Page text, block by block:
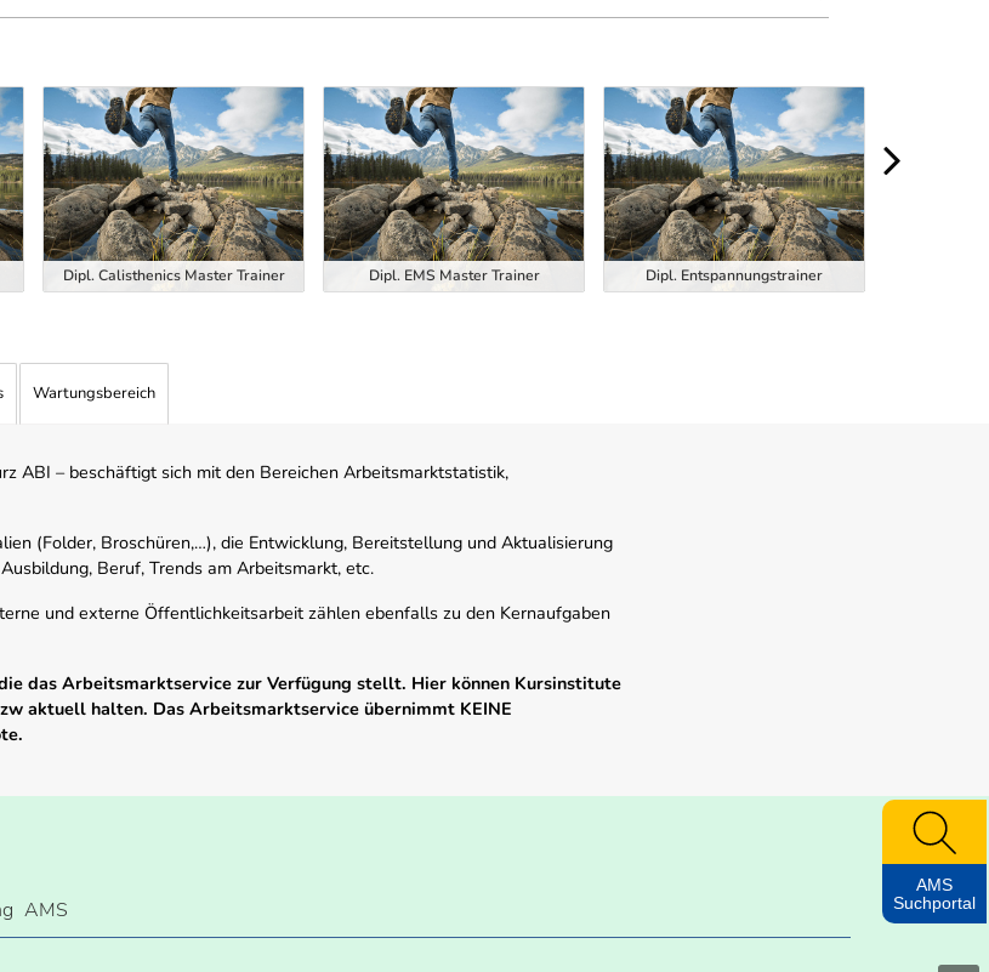
Dipl. Calisthenics Master Trainer Dipl. EMS Master Trainer Dipl. Entspannungstrainer
Wartungsbereich
ABI – beschäftigt sich mit den Bereichen Arbeitsmarktstatistik,
(Folder, Broschüren,…), die Entwicklung, Bereitstellung und Aktualisierung
Beruf, Trends am Arbeitsmarkt, etc.
und externe Öffentlichkeitsarbeit zählen ebenfalls zu den Kernaufgaben
das Arbeitsmarktservice zur Verfügung stellt. Hier können Kursinstitute
aktuell halten. Das Arbeitsmarktservice übernimmt KEINE
AMS
AMS
Suchportal